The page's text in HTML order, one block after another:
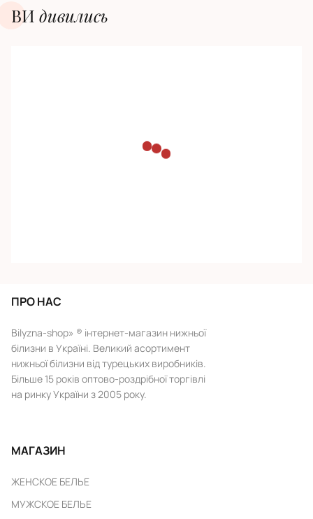
ВИ дивилиcь
ПРО НАС
Bilyzna-shop» ® інтернет-магазин нижньої
білизни в Україні. Великий асортимент
нижньої білизни від турецьких виробників.
Більше 15 років оптово-роздрібної торгівлі
на ринку України з 2005 року.
МАГАЗИН
ЖЕНСКОЕ БЕЛЬЕ
МУЖСКОЕ БЕЛЬЕ